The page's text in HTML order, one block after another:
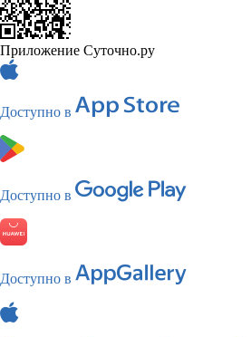
Приложение Суточно.ру
Доступно в
Доступно в
Доступно в